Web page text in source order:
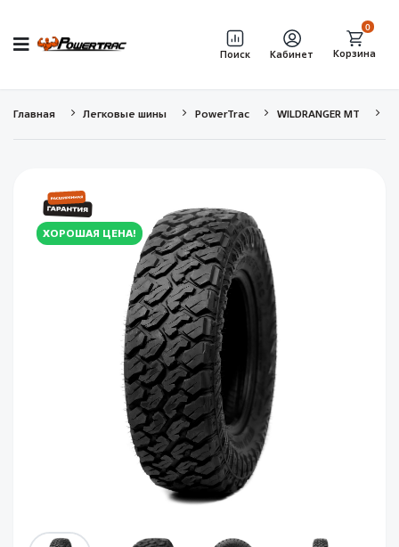
Поиск Кабинет Корзина
0
Главная Легковые шины PowerTrac WILDRANGER MT
ХОРОШАЯ ЦЕНА!